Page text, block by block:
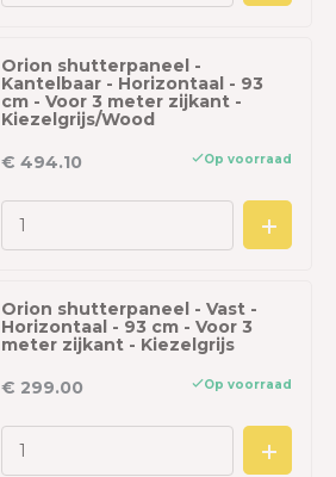
Orion shutterpaneel -
Kantelbaar - Horizontaal - 93
cm - Voor 3 meter zijkant -
Kiezelgrijs/Wood
€ 494.10
Op voorraad
Orion shutterpaneel - Vast -
Horizontaal - 93 cm - Voor 3
meter zijkant - Kiezelgrijs
€ 299.00
Op voorraad